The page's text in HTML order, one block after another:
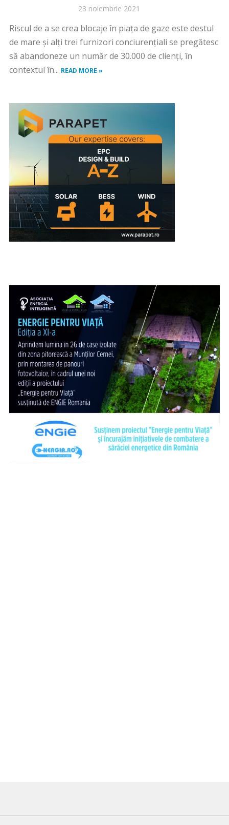
23 noiembrie 2021
Riscul de a se crea blocaje în piaţa de gaze este destul
de mare şi alţi trei furnizori conciurențiali se pregătesc
să abandoneze un număr de 30.000 de clienţi, în
contextul în... READ MORE »